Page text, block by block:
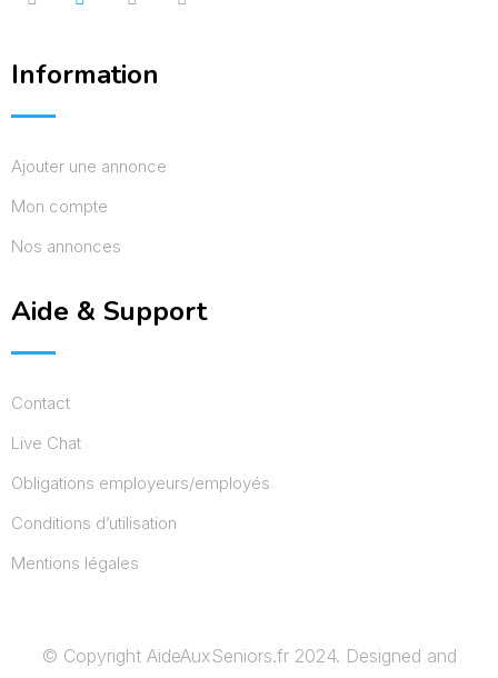
Information
Ajouter une annonce
Mon compte
Nos annonces
Aide & Support
Contact
Live Chat
Obligations employeurs/employés
Conditions d’utilisation
Mentions légales
© Copyright AideAuxSeniors.fr 2024. Designed and